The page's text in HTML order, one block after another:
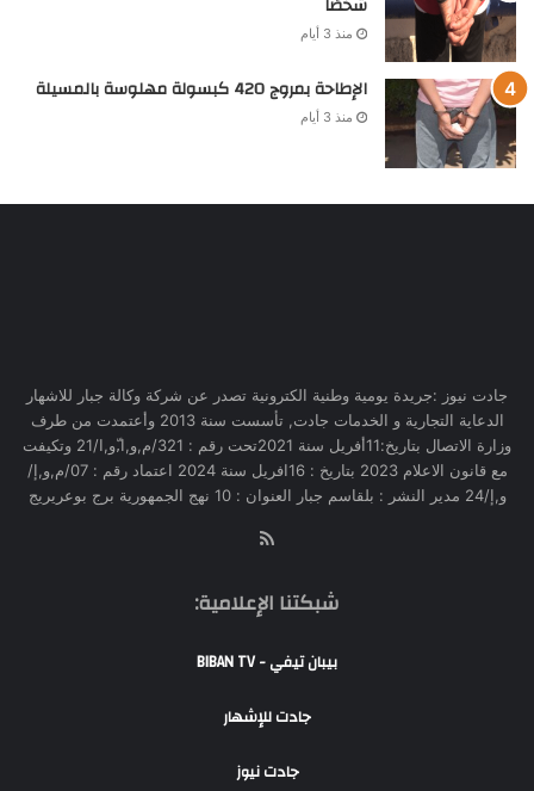
منذ 3 أيام
الإطاحة بمروج 420 كبسولة مهلوسة بالمسيلة
منذ 3 أيام
جادت نيوز :جريدة يومية وطنية الكترونية تصدر عن شركة وكالة جبار للاشهار
الدعاية التجارية و الخدمات جادت, تأسست سنة 2013 وأعتمدت من طرف
وزارة الاتصال بتاريخ:11أفريل سنة 2021تحت رقم : 321/م,و,ا,ّو,ا/21 وتكيفت
مع قانون الاعلام 2023 بتاريخ : 16افريل سنة 2024 اعتماد رقم : 07/م,و,إ/
و,إ/24 مدير النشر : بلقاسم جبار العنوان : 10 نهج الجمهورية برج بوعريريج
شبكتنا الإعلامية:
بيبان تيفي - BIBAN TV
جادت للإشهار
جادت نيوز